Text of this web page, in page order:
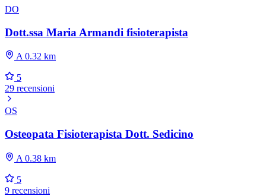
DO
Dott.ssa Maria Armandi fisioterapista
A 0.32 km
5
29 recensioni
OS
Osteopata Fisioterapista Dott. Sedicino
A 0.38 km
5
9 recensioni